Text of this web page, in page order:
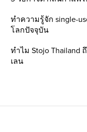
ทำความรู้จัก single-
โลกปัจจุบัน
ทำไม Stojo
เลน